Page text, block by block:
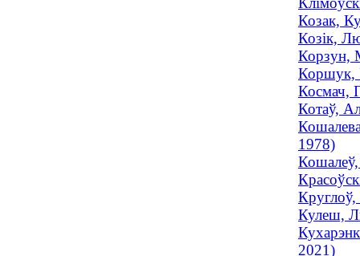
Козак,
Козік,
Корзун,
Коршук,
Космач,
Котаў,
1978)
Кошалеў,
Круглоў,
Кулеш,
2021)